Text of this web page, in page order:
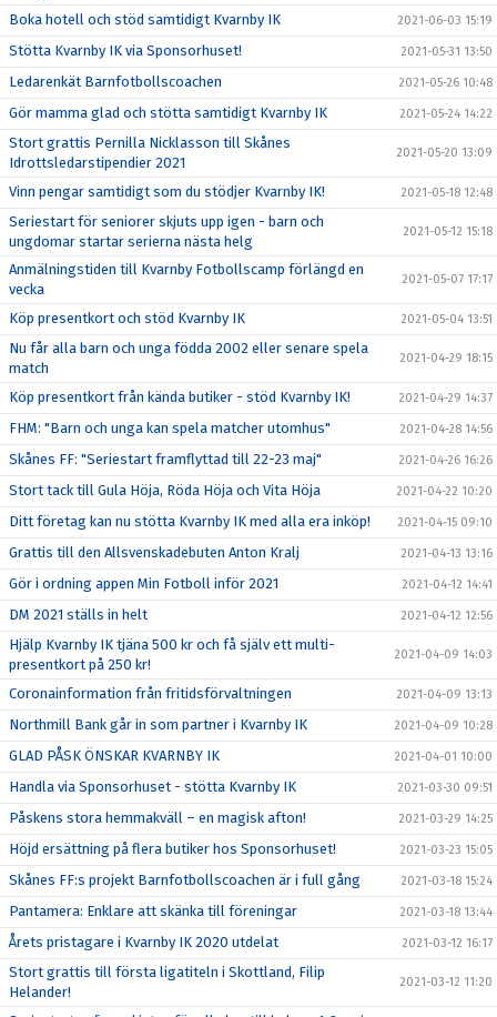
Boka hotell och stöd samtidigt Kvarnby IK 2021-06-03 15:19
Stötta Kvarnby IK via Sponsorhuset! 2021-05-31 13:50
Ledarenkät Barnfotbollscoachen 2021-05-26 10:48
Gör mamma glad och stötta samtidigt Kvarnby IK 2021-05-24 14:22
Stort grattis Pernilla Nicklasson till Skånes
Idrottsledarstipendier 2021
2021-05-20 13:09
Vinn pengar samtidigt som du stödjer Kvarnby IK! 2021-05-18 12:48
Seriestart för seniorer skjuts upp igen - barn och
ungdomar startar serierna nästa helg
2021-05-12 15:18
Anmälningstiden till Kvarnby Fotbollscamp förlängd en
vecka
2021-05-07 17:17
Köp presentkort och stöd Kvarnby IK 2021-05-04 13:51
Nu får alla barn och unga födda 2002 eller senare spela
match
2021-04-29 18:15
Köp presentkort från kända butiker - stöd Kvarnby IK! 2021-04-29 14:37
FHM: "Barn och unga kan spela matcher utomhus" 2021-04-28 14:56
Skånes FF: "Seriestart framflyttad till 22-23 maj" 2021-04-26 16:26
Stort tack till Gula Höja, Röda Höja och Vita Höja 2021-04-22 10:20
Ditt företag kan nu stötta Kvarnby IK med alla era inköp! 2021-04-15 09:10
Grattis till den Allsvenskadebuten Anton Kralj 2021-04-13 13:16
Gör i ordning appen Min Fotboll inför 2021 2021-04-12 14:41
DM 2021 ställs in helt 2021-04-12 12:56
Hjälp Kvarnby IK tjäna 500 kr och få själv ett multi-
presentkort på 250 kr!
2021-04-09 14:03
Coronainformation från fritidsförvaltningen 2021-04-09 13:13
Northmill Bank går in som partner i Kvarnby IK 2021-04-09 10:28
GLAD PÅSK ÖNSKAR KVARNBY IK 2021-04-01 10:00
Handla via Sponsorhuset - stötta Kvarnby IK 2021-03-30 09:51
Påskens stora hemmakväll – en magisk afton! 2021-03-29 14:25
Höjd ersättning på flera butiker hos Sponsorhuset! 2021-03-23 15:05
Skånes FF:s projekt Barnfotbollscoachen är i full gång 2021-03-18 15:24
Pantamera: Enklare att skänka till föreningar 2021-03-18 13:44
Årets pristagare i Kvarnby IK 2020 utdelat 2021-03-12 16:17
Stort grattis till första ligatiteln i Skottland, Filip
Helander!
2021-03-12 11:20